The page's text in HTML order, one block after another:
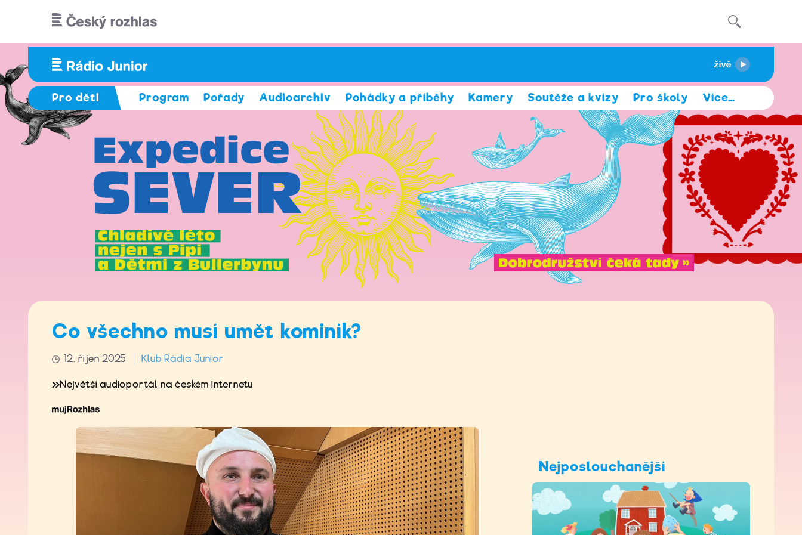
Pro děti Program Pořady Audioarchiv Pohádky a příběhy Kamery Soutěže a kvízy Pro školy Více…
Co všechno musí umět kominík?
12. říjen 2025 Klub Rádia Junior
Největší audioportál na českém internetu
Nejposlouchanější